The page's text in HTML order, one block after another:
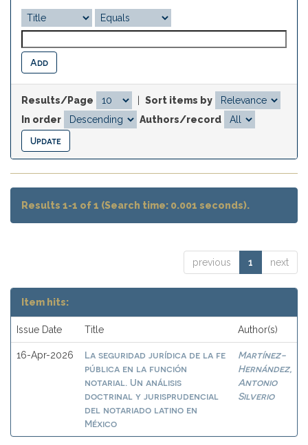
Results/Page
Sort items by
In order
Authors/record
Results 1-1 of 1 (Search time: 0.001 seconds).
previous 1 next
Item hits:
Issue Date Title Author(s)
16-Apr-2026
La seguridad jurídica de la fe
pública en la función
notarial. Un análisis
doctrinal y jurisprudencial
del notariado latino en
México
Martínez-
Hernández,
Antonio
Silverio